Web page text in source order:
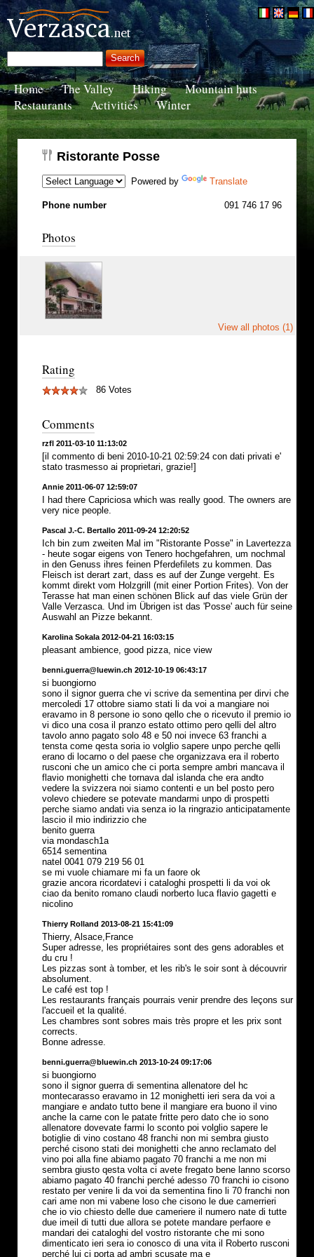
Home The Valley Hiking
Mountain huts
Restaurants
Activities Winter
Ristorante Posse
Powered by Translate
Phone number 091 746 17 96
Photos
View all photos (1)
Rating
86 Votes
Comments
rzfl 2011-03-10 11:13:02
[il commento di beni 2010-10-21 02:59:24 con dati privati e'
stato trasmesso ai proprietari, grazie!]
Annie 2011-06-07 12:59:07
I had there Capriciosa which was really good. The owners are
very nice people.
Pascal J.-C. Bertallo 2011-09-24 12:20:52
Ich bin zum zweiten Mal im "Ristorante Posse" in Lavertezza
- heute sogar eigens von Tenero hochgefahren, um nochmal
in den Genuss ihres feinen Pferdefilets zu kommen. Das
Fleisch ist derart zart, dass es auf der Zunge vergeht. Es
kommt direkt vom Holzgrill (mit einer Portion Frites). Von der
Terasse hat man einen schönen Blick auf das viele Grün der
Valle Verzasca. Und im Übrigen ist das 'Posse' auch für seine
Auswahl an Pizze bekannt.
Karolina Sokala 2012-04-21 16:03:15
pleasant ambience, good pizza, nice view
benni.guerra@luewin.ch 2012-10-19 06:43:17
si buongiorno
sono il signor guerra che vi scrive da sementina per dirvi che
mercoledi 17 ottobre siamo stati li da voi a mangiare noi
eravamo in 8 persone io sono qello che o ricevuto il premio io
vi dico una cosa il pranzo estato ottimo pero qelli del altro
tavolo anno pagato solo 48 e 50 noi invece 63 franchi a
tensta come qesta soria io volglio sapere unpo perche qelli
erano di locarno o del paese che organizzava era il roberto
rusconi che un amico che ci porta sempre ambri mancava il
flavio monighetti che tornava dal islanda che era andto
vedere la svizzera noi siamo contenti e un bel posto pero
volevo chiedere se potevate mandarmi unpo di prospetti
perche siamo andati via senza io la ringrazio anticipatamente
lascio il mio indirizzio che
benito guerra
via mondasch1a
6514 sementina
natel 0041 079 219 56 01
se mi vuole chiamare mi fa un faore ok
grazie ancora ricordatevi i cataloghi prospetti li da voi ok
ciao da benito romano claudi norberto luca flavio gagetti e
nicolino
Thierry Rolland 2013-08-21 15:41:09
Thierry, Alsace,France
Super adresse, les propriétaires sont des gens adorables et
du cru !
Les pizzas sont à tomber, et les rib's le soir sont à découvrir
absolument.
Le café est top !
Les restaurants français pourrais venir prendre des leçons sur
l'accueil et la qualité.
Les chambres sont sobres mais très propre et les prix sont
corrects.
Bonne adresse.
benni.guerra@bluewin.ch 2013-10-24 09:17:06
si buongiorno
sono il signor guerra di sementina allenatore del hc
montecarasso eravamo in 12 monighetti ieri sera da voi a
mangiare e andato tutto bene il mangiare era buono il vino
anche la carne con le patate fritte pero dato che io sono
allenatore dovevate farmi lo sconto poi volglio sapere le
botiglie di vino costano 48 franchi non mi sembra giusto
perché cisono stati dei monighetti che anno reclamato del
vino poi alla fine abiamo pagato 70 franchi a me non mi
sembra giusto qesta volta ci avete fregato bene lanno scorso
abiamo pagato 40 franchi perché adesso 70 franchi io cisono
restato per venire li da voi da sementina fino li 70 franchi non
cari ame non mi vabene loso che cisono le due camerrieri
che io vio chiesto delle due cameriere il numero nate di tutte
due imeil di tutti due allora se potete mandare perfaore e
mandari dei cataloghi del vostro ristorante che mi sono
dimenticato ieri sera io conosco di una vita il Roberto rusconi
perché lui ci porta ad ambri scusate ma e